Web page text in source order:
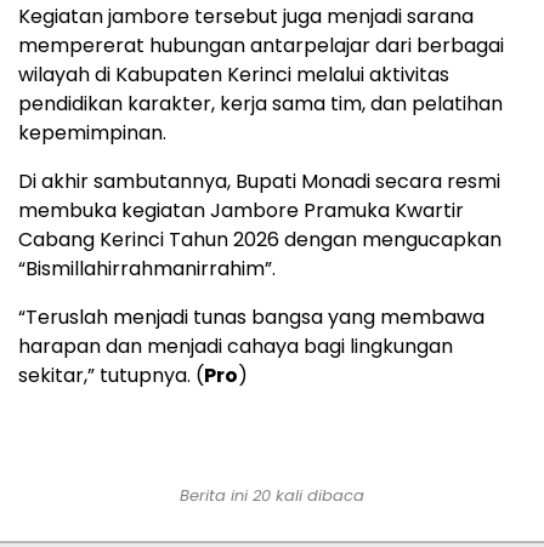
Kegiatan jambore tersebut juga menjadi sarana
mempererat hubungan antarpelajar dari berbagai
wilayah di Kabupaten Kerinci melalui aktivitas
pendidikan karakter, kerja sama tim, dan pelatihan
kepemimpinan.
Di akhir sambutannya, Bupati Monadi secara resmi
membuka kegiatan Jambore Pramuka Kwartir
Cabang Kerinci Tahun 2026 dengan mengucapkan
“Bismillahirrahmanirrahim”.
“Teruslah menjadi tunas bangsa yang membawa
harapan dan menjadi cahaya bagi lingkungan
sekitar,” tutupnya. (Pro)
Berita ini 20 kali dibaca